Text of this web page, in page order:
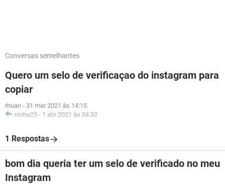
Conversas semelhantes
Quero um selo de verificaçao do instagram para
copiar
rhuan - 31 mar 2021 às 14:15
ninha25 - 1 abr 2021 às 04:32
1 Respostas
bom dia queria ter um selo de verificado no meu
Instagram